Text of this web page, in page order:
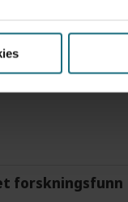
forskningsfunn